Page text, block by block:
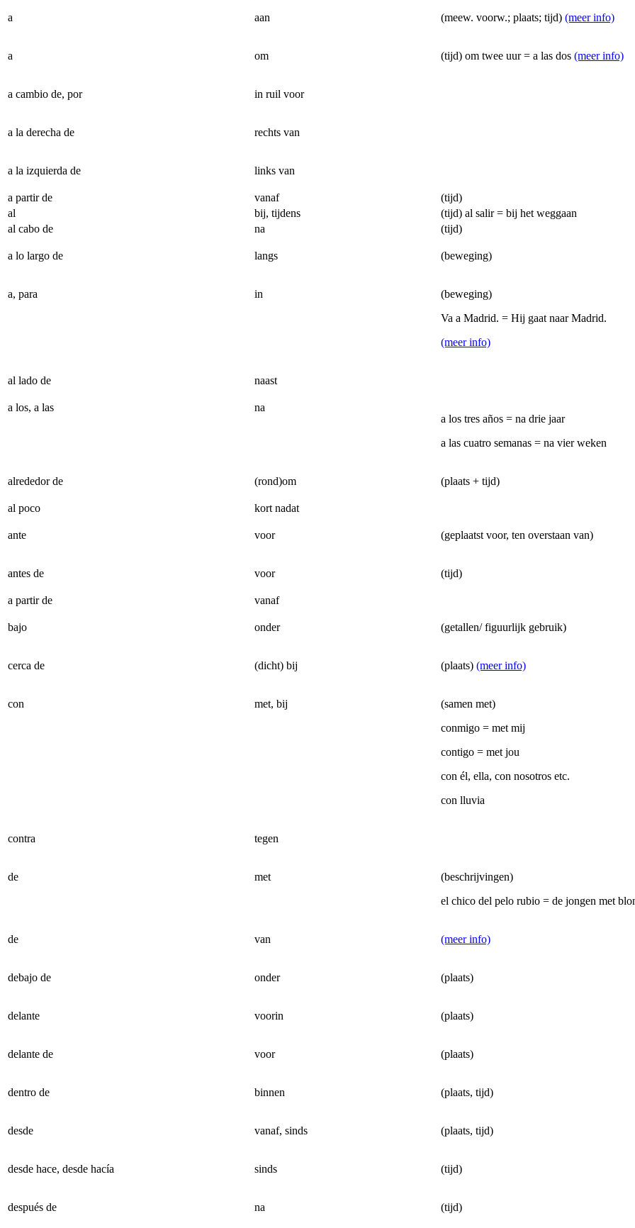
a aan (meew. voorw.; plaats; tijd) (meer info)
a om (tijd) om twee uur = a las dos (meer info)
a cambio de, por in ruil voor
a la derecha de rechts van
a la izquierda de links van
a partir de vanaf
(tijd)
al
bij, tijdens
(tijd) al salir = bij het weggaan
al cabo de
na (tijd)
a lo largo de langs (beweging)
a, para in
(beweging)
Va a Madrid. = Hij gaat naar Madrid.
(meer info)
al lado de naast
a los, a las
na
a los tres años = na drie jaar
a las cuatro semanas = na vier weken
alrededor de (rond)om (plaats + tijd)
al poco kort nadat
ante voor (geplaatst voor, ten overstaan van)
antes de voor (tijd)
a partir de vanaf
bajo onder (getallen/ figuurlijk gebruik)
cerca de (dicht) bij (plaats) (meer info)
con met, bij
(samen met)
conmigo = met mij
contigo = met jou
con él, ella, con nosotros etc.
con lluvia
contra tegen
de met
(beschrijvingen)
el chico del pelo rubio = de jongen met
de van (meer info)
debajo de onder (plaats)
delante voorin (plaats)
delante de voor (plaats)
dentro de binnen (plaats, tijd)
desde vanaf, sinds (plaats, tijd)
desde hace, desde hacía sinds (tijd)
después de na (tijd)